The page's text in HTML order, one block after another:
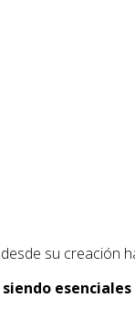
desde su creación
siendo